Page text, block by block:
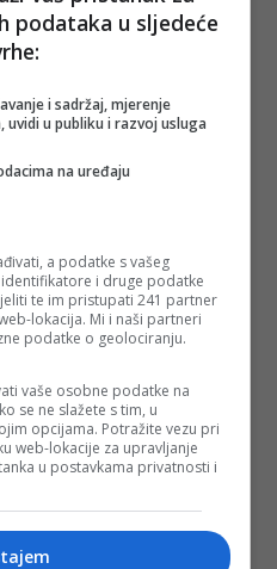
mora biti predvodnik
a pacijentima omogućiti
se koriste u vodećim
vrlo brzo su se osposobili za
invazivnih hirurških
disciplina KCUS-a
su prilike za edukacije iz
podsticaj svim
jeste u ovakvim
posebno u urološkoj hirurgiji
našla najveću primjenu.
ljekari spremni za najteže
operativne zahvate -
iz KCUS-a.
podataka u sljedeće
i sadržaj, mjerenje
uvidi u publiku i razvoj usluga
na uređaju
a podatke s vašeg
i druge podatke
te im pristupati 241 partner
lokacija. Mi i naši partneri
podatke o geolociranju.
vaše osobne podatke na
se ne slažete s tim, u
opcijama. Potražite vezu pri
web-lokacije za upravljanje
u postavkama privatnosti i